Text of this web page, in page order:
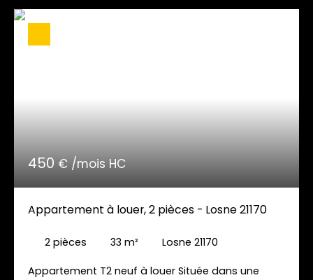
450 € /mois HC
Appartement à louer, 2 pièces - Losne 21170
2 pièces 33 m² Losne 21170
Appartement T2 neuf à louer Située dans une